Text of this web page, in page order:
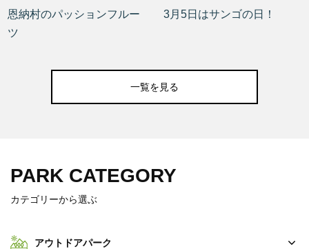
恩納村のパッションフルー
ツ
3月5日はサンゴの日！
一覧を見る
PARK CATEGORY
カテゴリーから選ぶ
アウトドアパーク